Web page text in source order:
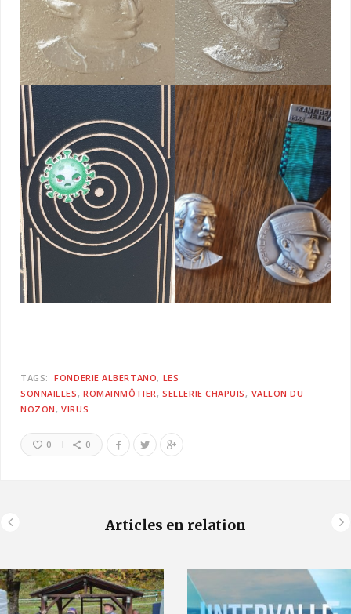
TAGS: FONDERIE ALBERTANO LES
SONNAILLES
ROMAINMÔTIER SELLERIE CHAPUIS VALLON DU
NOZON
VIRUS
0 0
Articles en relation